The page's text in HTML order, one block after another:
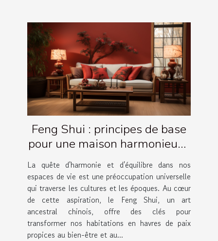
Feng Shui : principes de base
pour une maison harmonieuse
et équilibrée
La quête d'harmonie et d'équilibre dans nos
espaces de vie est une préoccupation universelle
qui traverse les cultures et les époques. Au cœur
de cette aspiration, le Feng Shui, un art
ancestral chinois, offre des clés pour
transformer nos habitations en havres de paix
propices au bien-être et au...